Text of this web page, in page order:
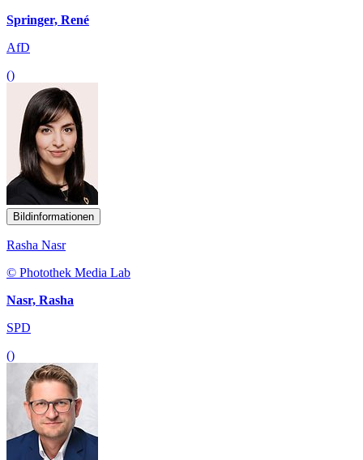
Springer, René
AfD
()
Bildinformationen
Rasha Nasr
© Photothek Media Lab
Nasr, Rasha
SPD
()